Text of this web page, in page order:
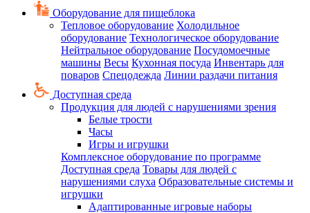
Оборудование для пищеблока
Тепловое оборудование Холодильное
оборудование Технологическое оборудование
Нейтральное оборудование Посудомоечные
машины Весы Кухонная посуда Инвентарь для
поваров Спецодежда Линии раздачи питания
Доступная среда
Продукция для людей с нарушениями зрения
Белые трости
Часы
Игры и игрушки
Комплексное оборудование по программе
Доступная среда Товары для людей с
нарушениями слуха Образовательные системы и
игрушки
Адаптированные игровые наборы